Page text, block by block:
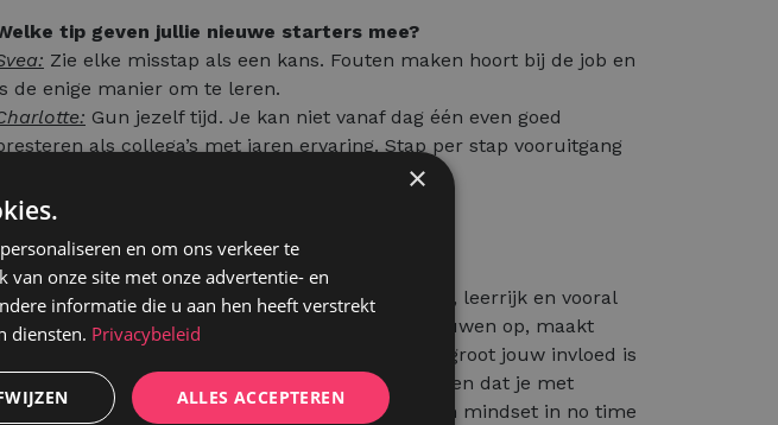
tip geven jullie nieuwe starters mee?
Zie elke misstap als een kans. Fouten maken hoort bij de job en
de enige manier om te leren.
Gun jezelf tijd. Je kan niet vanaf dag één even goed
als collega’s met jaren ervaring. Stap per stap vooruitgang
eerste maanden als junior recruiter zijn intens, leerrijk en vooral
boeiend. Je bouwt elke dag zelfvertrouwen op, maakt
fouten en groeit daardoor sneller, en ervaart hoe groot jouw invloed is
op mensen en bedrijven. Svea en Charlotte bewijzen dat je met
enthousiasme, doorzettingsvermogen en een open mindset in no time
×
en om ons verkeer te
onze site met onze advertentie- en
informatie die u aan hen heeft verstrekt
diensten. Privacybeleid
ALLES ACCEPTEREN